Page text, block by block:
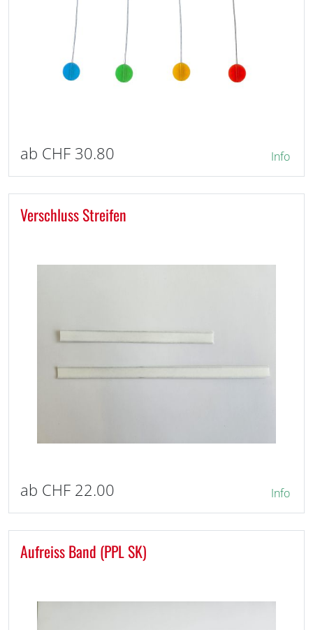
ab CHF 30.80 Info
Verschluss Streifen
ab CHF 22.00 Info
Aufreiss Band (PPL SK)